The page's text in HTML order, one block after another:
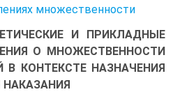
множественности
И ПРИКЛАДНЫЕ
О МНОЖЕСТВЕННОСТИ
В КОНТЕКСТЕ НАЗНАЧЕНИЯ